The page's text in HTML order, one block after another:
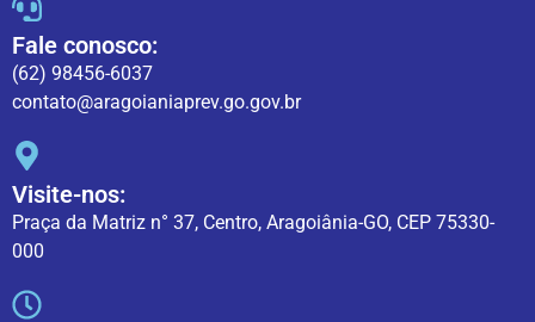
Fale conosco:
(62) 98456-6037
contato@aragoianiaprev.go.gov.br
Visite-nos:
Praça da Matriz n° 37, Centro, Aragoiânia-GO, CEP 75330-
000